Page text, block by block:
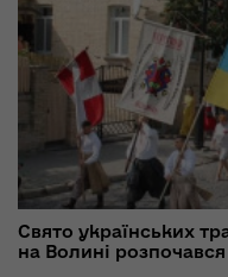
Свято українських
на Волині